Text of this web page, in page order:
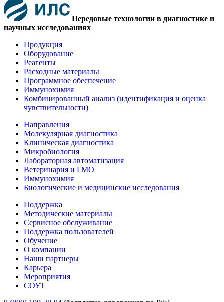
Передовые технологии в диагностике и
научных исследованиях
Продукция
Оборудование
Реагенты
Расходные материалы
Программное обеспечение
Иммунохимия
Комбинированный анализ (идентификация и оценка
чувствительности)
Направления
Молекулярная диагностика
Клиническая диагностика
Микробиология
Лабораторная автоматизация
Ветеринария и ГМО
Иммунохимия
Биологические и медицинские исследования
Поддержка
Методические материалы
Сервисное обслуживание
Поддержка пользователей
Обучение
О компании
Наши партнеры
Карьера
Мероприятия
СОУТ